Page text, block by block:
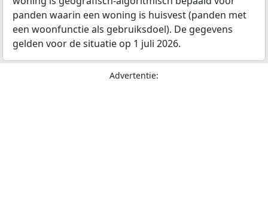
panden waarin een woning is huisvest (panden met
een woonfunctie als gebruiksdoel). De gegevens
gelden voor de situatie op 1 juli 2026.
Advertentie: